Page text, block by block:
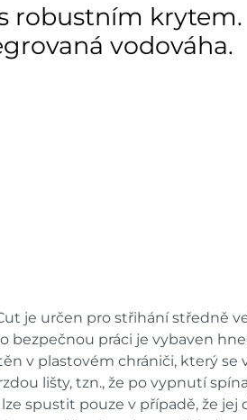
robustním
vodováha.
je určen pro střihání středně
bezpečnou práci je vybaven
v plastovém chrániči, který
lišty, tzn., že po vypnutí
spustit pouze v případě, že